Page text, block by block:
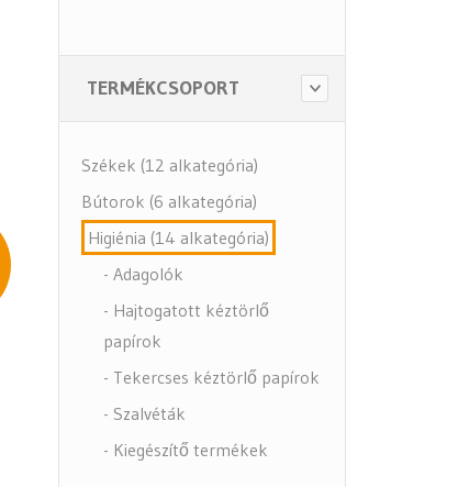
TERMÉKCSOPORT
Székek (12 alkategória)
Bútorok (6 alkategória)
Higiénia (14 alkategória)
- Adagolók
- Hajtogatott kéztörlő
papírok
- Tekercses kéztörlő papírok
- Szalvéták
- Kiegészítő termékek